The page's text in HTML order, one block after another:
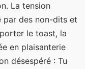
La tension
par des non-dits et
le toast, la
en plaisanterie
désespéré : Tu